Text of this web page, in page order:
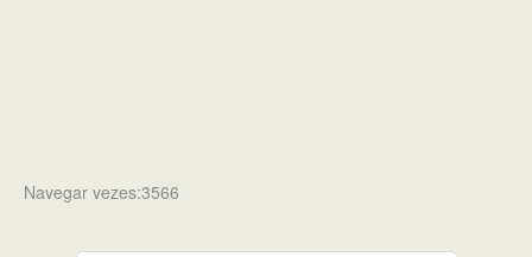
Navegar vezes:3566